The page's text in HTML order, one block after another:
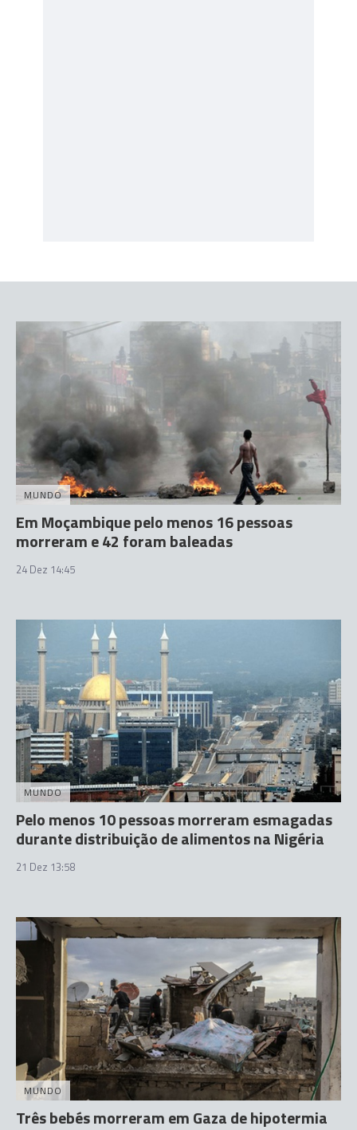
MUNDO
Em Moçambique pelo menos 16 pessoas
morreram e 42 foram baleadas
24 Dez 14:45
MUNDO
Pelo menos 10 pessoas morreram esmagadas
durante distribuição de alimentos na Nigéria
21 Dez 13:58
MUNDO
Três bebés morreram em Gaza de hipotermia